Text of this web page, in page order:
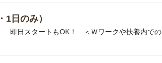
1日のみ）
即日スタートもOK！ ＜Ｗワークや扶養内での